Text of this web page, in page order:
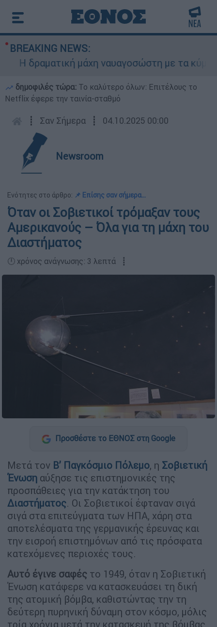
BREAKING NEWS:
δραματική μάχη ναυαγοσώστη με τα κύματα
δημοφιλές τώρα: Το καλύτερο όλων: Επιτέλους το
Netflix έφερε την ταινία-σταθμό
┋ Σαν Σήμερα ┋ 04.10.2025 00:00
Newsroom
Ενότητες στο άρθρο: 📌 Επίσης σαν σήμερα…
Όταν οι Σοβιετικοί τρόμαξαν τους
Αμερικανούς – Όλα για τη μάχη του
Διαστήματος
🕛 χρόνος ανάγνωσης: 3 λεπτά ┋
Προσθέστε το ΕΘΝΟΣ στη Google
Μετά τον Β’ Παγκόσμιο Πόλεμο, η Σοβιετική
Ένωση αύξησε τις επιστημονικές της
προσπάθειες για την κατάκτηση του
Διαστήματος. Οι Σοβιετικοί έφταναν σιγά
σιγά στα επιτεύγματα των ΗΠΑ, χάρη στα
αποτελέσματα της γερμανικής έρευνας και
την εισροή επιστημόνων από τις πρόσφατα
κατεχόμενες περιοχές τους.
Αυτό έγινε σαφές το 1949, όταν η Σοβιετική
Ένωση κατάφερε να κατασκευάσει τη δική
της ατομική βόμβα, καθιστώντας την τη
δεύτερη πυρηνική δύναμη στον κόσμο, μόλις
τρία χρόνια μετά την κατασκευή της βόμβας